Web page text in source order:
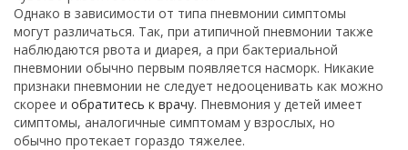
Однако в зависимости от типа пневмонии симптомы
могут различаться. Так, при атипичной пневмонии также
наблюдаются рвота и диарея, а при бактериальной
пневмонии обычно первым появляется насморк. Никакие
признаки пневмонии не следует недооценивать как можно
скорее и обратитесь к врачу. Пневмония у детей имеет
симптомы, аналогичные симптомам у взрослых, но
обычно протекает гораздо тяжелее.